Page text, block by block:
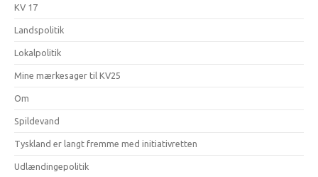
KV 17
Landspolitik
Lokalpolitik
Mine mærkesager til KV25
Om
Spildevand
Tyskland er langt fremme med initiativretten
Udlændingepolitik